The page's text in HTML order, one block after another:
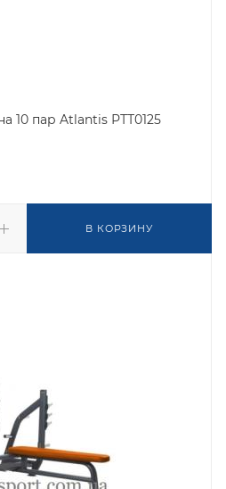
10 пар Atlantis РТТ0125
В КОРЗИНУ